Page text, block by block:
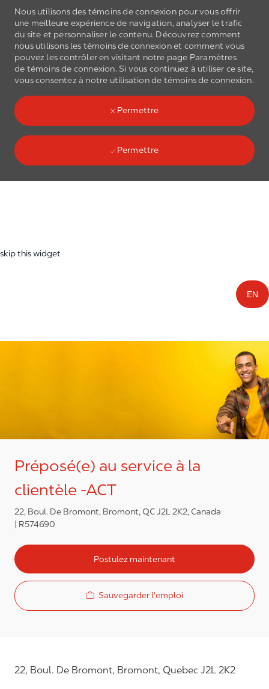
Nous utilisons des témoins de connexion pour vous offrir
une meilleure expérience de navigation, analyser le trafic
du site et personnaliser le contenu. Découvrez comment
nous utilisons les témoins de connexionet comment vous
pouvez les contrôler en visitant notre page Paramètres
de témoins de connexion. Si vous continuez à utiliser ce site,
vous consentez à notre utilisation de témoins de connexion.
Permettre
Permettre
Skip to main content
(0)
skip this widget
EN
Préposé(e) au service à la
clientèle -ACT
22, Boul. De Bromont, Bromont, QC J2L 2K2, Canada
R574690
Postulez maintenant
Sauvegarder l'emploi
22, Boul. De Bromont, Bromont, Quebec J2L 2K2